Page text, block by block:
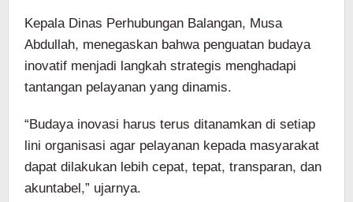
Kepala Dinas Perhubungan Balangan, Musa
Abdullah, menegaskan bahwa penguatan budaya
inovatif menjadi langkah strategis menghadapi
tantangan pelayanan yang dinamis.
“Budaya inovasi harus terus ditanamkan di setiap
lini organisasi agar pelayanan kepada masyarakat
dapat dilakukan lebih cepat, tepat, transparan, dan
akuntabel,” ujarnya.